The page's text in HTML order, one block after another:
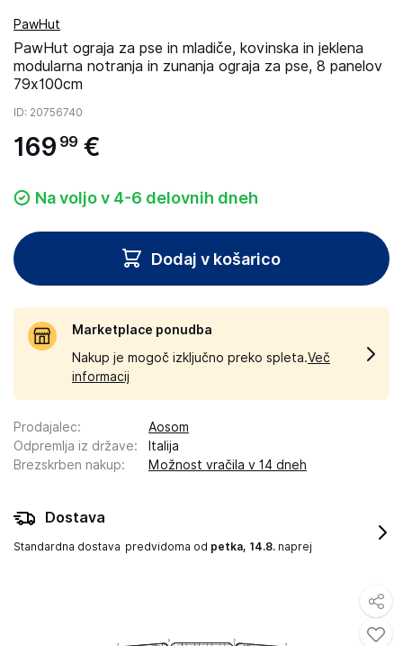
PawHut
PawHut ograja za pse in mladiče, kovinska in jeklena
modularna notranja in zunanja ograja za pse, 8 panelov
79x100cm
ID: 20756740
169 99 €
Na voljo v 4-6 delovnih dneh
Dodaj v košarico
Marketplace ponudba
Nakup je mogoč izključno preko spleta.Več
informacij
Prodajalec:
Aosom
Odpremlja iz države:
Italija
Brezskrben nakup: Možnost vračila v 14 dneh
Dostava
Standardna dostava predvidoma od petka, 14.8. naprej